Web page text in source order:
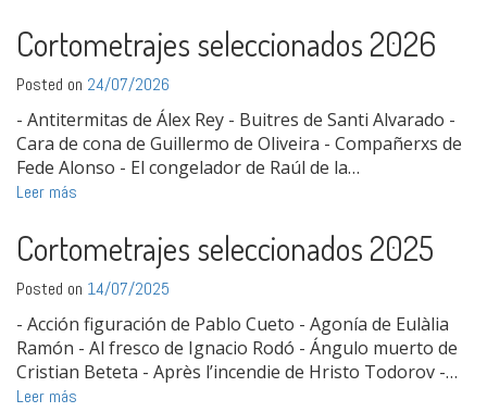
Cortometrajes seleccionados 2026
Posted on 24/07/2026
- Antitermitas de Álex Rey - Buitres de Santi Alvarado -
Cara de cona de Guillermo de Oliveira - Compañerxs de
Fede Alonso - El congelador de Raúl de la…
Leer más
Cortometrajes seleccionados 2025
Posted on 14/07/2025
- Acción figuración de Pablo Cueto - Agonía de Eulàlia
Ramón - Al fresco de Ignacio Rodó - Ángulo muerto de
Cristian Beteta - Après l’incendie de Hristo Todorov -…
Leer más